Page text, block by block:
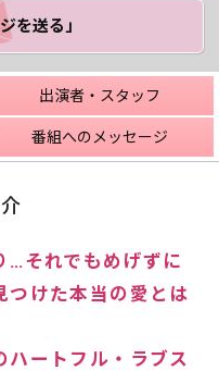
を送る」
出演者・スタッフ
番組へのメッセージ
…それでもめげずに
つけた本当の愛とは
ハートフル・ラブス